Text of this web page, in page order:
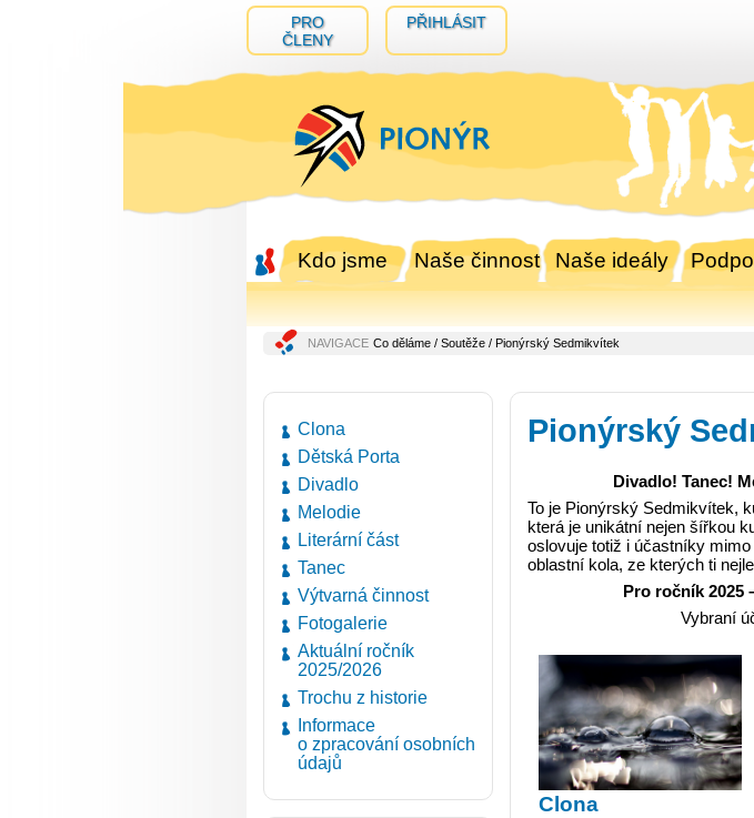
PRO
ČLENY
PŘIHLÁSIT
Kdo jsme Naše činnost Naše ideály
NAVIGACE Co děláme / Soutěže / Pionýrský Sedmikvítek
Clona
Dětská Porta
Divadlo
Melodie
Literární část
Tanec
Výtvarná činnost
Fotogalerie
Aktuální ročník
2025/2026
Trochu z historie
Informace
o zpracování osobních
údajů
Pionýrský
Divadlo! Tanec!
To je Pionýrský Sedmikvítek,
která je unikátní nejen šířkou
oslovuje totiž i účastníky
oblastní kola, ze kterých ti
Pro ročník 2025
Vybraní
Clona